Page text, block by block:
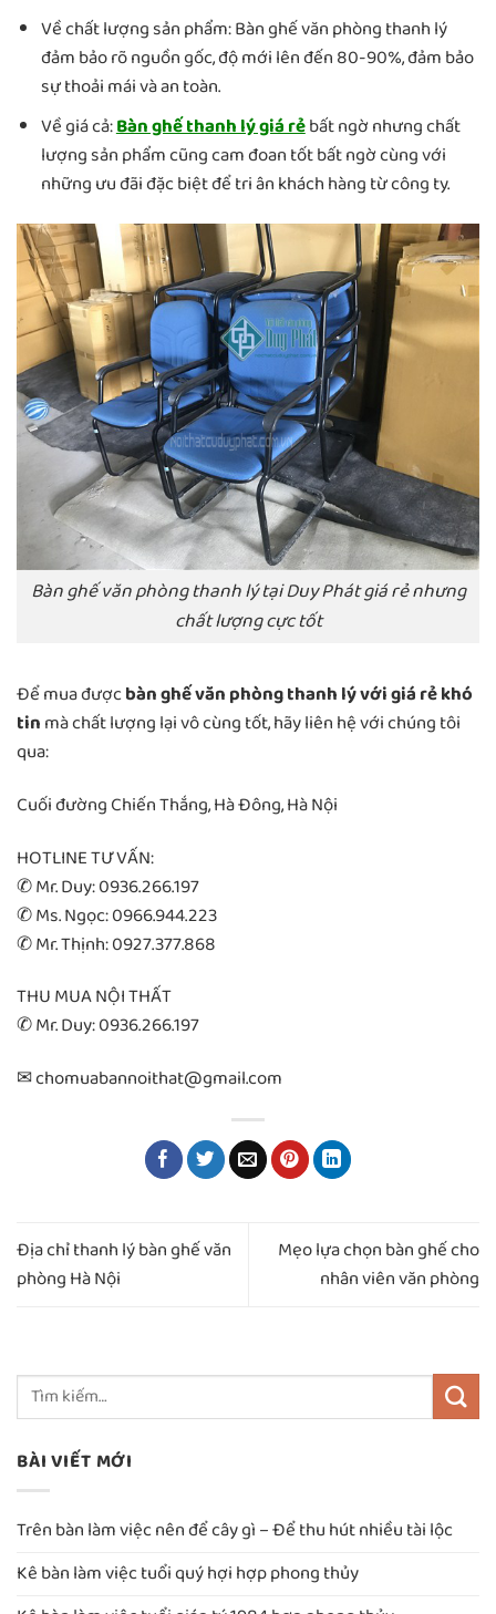
Về chất lượng sản phẩm: Bàn ghế văn phòng thanh lý
đảm bảo rõ nguồn gốc, độ mới lên đến 80-90%, đảm bảo
sự thoải mái và an toàn.
Về giá cả:Bàn ghế thanh lý giá rẻbất ngờ nhưng chất
lượng sản phẩm cũng cam đoan tốt bất ngờ cùng với
những ưu đãi đặc biệt để tri ân khách hàng từ công ty.
Bàn ghế văn phòng thanh lý tại Duy Phát giá rẻ nhưng
chất lượng cực tốt
Để mua đượcbàn ghế văn phòng thanh lý với giá rẻ khó
tinmà chất lượng lại vô cùng tốt, hãy liên hệ với chúng tôi
qua:
Cuối đường Chiến Thắng, Hà Đông, Hà Nội
HOTLINE TƯ VẤN:
✆ Mr. Duy: 0936.266.197
✆ Ms. Ngọc: 0966.944.223
✆ Mr. Thịnh: 0927.377.868
THU MUA NỘI THẤT
✆ Mr. Duy: 0936.266.197
✉ chomuabannoithat@gmail.com
Địa chỉ thanh lý bàn ghế văn
phòng Hà Nội
Mẹo lựa chọn bàn ghế cho
nhân viên văn phòng
BÀI VIẾT MỚI
Trên bàn làm việc nên để cây gì – Để thu hút nhiều tài lộc
Kê bàn làm việc tuổi quý hợi hợp phong thủy